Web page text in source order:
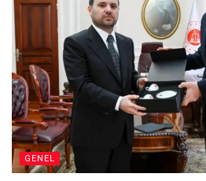
GENEL